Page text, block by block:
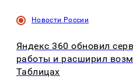
Новости России
Яндекс 360 обновил
работы и расширил
Таблицах